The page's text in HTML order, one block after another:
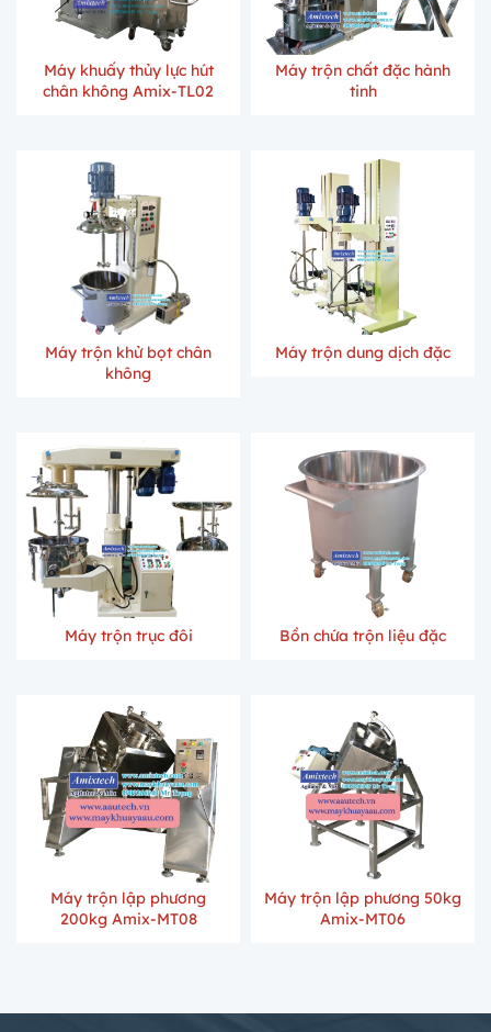
Máy khuấy thủy lực hút
chân không Amix-TL02
Máy trộn chất đặc hành
tinh
Máy trộn khử bọt chân
không
Máy trộn dung dịch đặc
Máy trộn trục đôi Bồn chứa trộn liệu đặc
Máy trộn lập phương
200kg Amix-MT08
Máy trộn lập phương 50kg
Amix-MT06